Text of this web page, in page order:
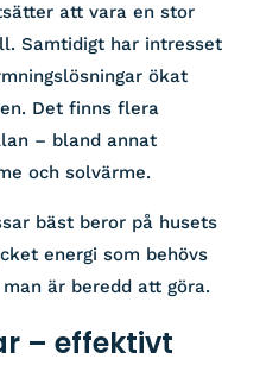
att vara en stor
Samtidigt har intresset
ökat
Det finns flera
– bland annat
och solvärme.
bäst beror på husets
energi som behövs
är beredd att göra.
– effektivt